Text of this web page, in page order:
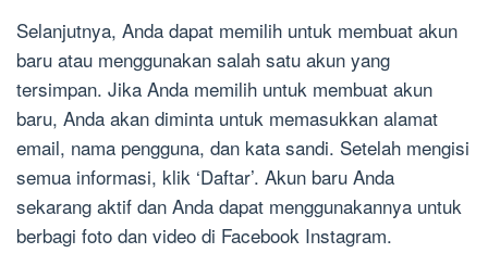
Selanjutnya, Anda dapat memilih untuk membuat akun
baru atau menggunakan salah satu akun yang
tersimpan. Jika Anda memilih untuk membuat akun
baru, Anda akan diminta untuk memasukkan alamat
email, nama pengguna, dan kata sandi. Setelah mengisi
semua informasi, klik ‘Daftar’. Akun baru Anda
sekarang aktif dan Anda dapat menggunakannya untuk
berbagi foto dan video di Facebook Instagram.